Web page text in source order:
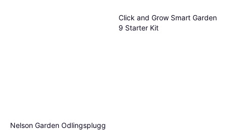
Nelson Garden Odlingsplugg
Click and Grow Smart Garden
9 Starter Kit